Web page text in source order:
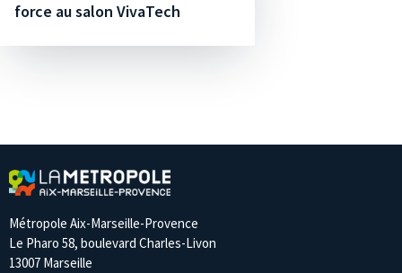
force au salon VivaTech
Métropole Aix-Marseille-Provence
Le Pharo 58, boulevard Charles-Livon
13007 Marseille